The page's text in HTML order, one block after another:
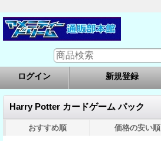
ログイン 新規登録
Harry Potter カードゲーム パック
おすすめ順 価格の安い順